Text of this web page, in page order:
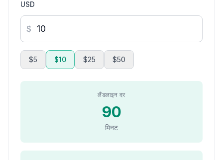
USD
$
$5 $10 $25 $50
लैंडलाइन दर
90
मिनट